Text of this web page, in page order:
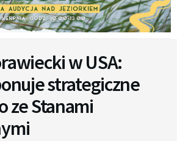
w USA:
strategiczne
ze Stanami